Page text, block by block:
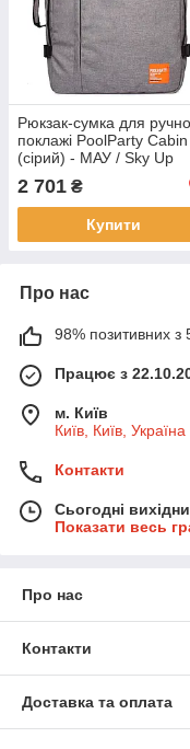
Рюкзак-сумка для
поклажі PoolParty Cabin
(сірий) - МАУ / Sky Up
2 701 ₴
Купити
Про нас
98% позитивних з
Працює з
м. Київ
Київ, Київ, Україна
Контакти
Сьогодні
Показати весь
Про нас
Контакти
Доставка та оплата